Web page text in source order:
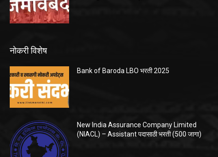
नोकरी विशेष
Bank of Baroda LBO भरती 2025
New India Assurance Company Limited
(NIACL) – Assistant पदासाठी भरती (500 जागा)